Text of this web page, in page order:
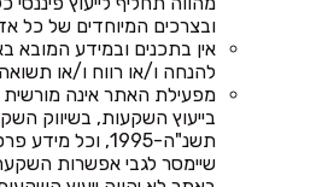
ובצרכים המיוחדים של כל
אין בתכנים ובמידע המובא
להנחה ו/או רווח ו/או
מפעילת האתר אינה
בייעוץ השקעות, בשיווק
תשנ"ה-1995, וכל
שיימסר לגבי אפשרות